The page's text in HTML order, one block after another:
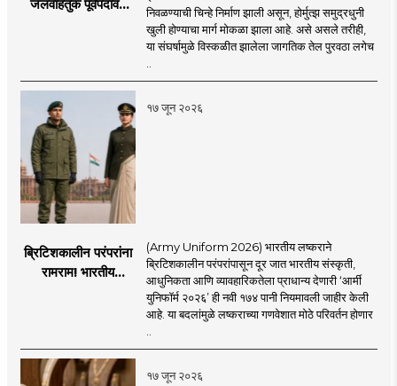
जलवाहतुक पूर्वपदावर
चिंता.
निवळण्याची चिन्हे निर्माण झाली असून, होर्मुत्झ समुद्रधुनी
खुली होण्याचा मार्ग मोकळा झाला आहे. असे असले तरीही,
या संघर्षामुळे विस्कळीत झालेला जागतिक तेल पुरवठा लगेच
१७ जून २०२६
ब्रिटिशकालीन परंपरांना
रामराम! भारतीय
(Army Uniform 2026) भारतीय लष्कराने
ब्रिटिशकालीन परंपरांपासून दूर जात भारतीय संस्कृती,
आधुनिकता आणि व्यावहारिकतेला प्राधान्य देणारी ‘आर्मी
युनिफॉर्म २०२६’ ही नवी १७४ पानी नियमावली जाहीर केली
आहे. या बदलांमुळे लष्कराच्या गणवेशात मोठे परिवर्तन होणार
१७ जून २०२६